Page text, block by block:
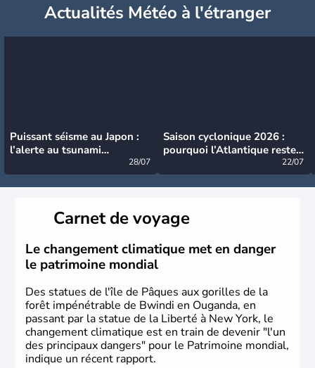
Actualités Météo à l'étranger
Puissant séisme au Japon :
l’alerte au tsunami
28/07
Saison cyclonique 2026 :
pourquoi l’Atlantique reste
22/07
Carnet de voyage
Le changement climatique met en danger
le patrimoine mondial
Des statues de l'île de Pâques aux gorilles de la
forêt impénétrable de Bwindi en Ouganda, en
passant par la statue de la Liberté à New York, le
changement climatique est en train de devenir "l'un
des principaux dangers" pour le Patrimoine mondial,
indique un récent rapport.